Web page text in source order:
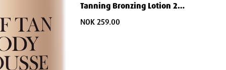
Tanning Bronzing Lotion 200
ml
NOK 259.00